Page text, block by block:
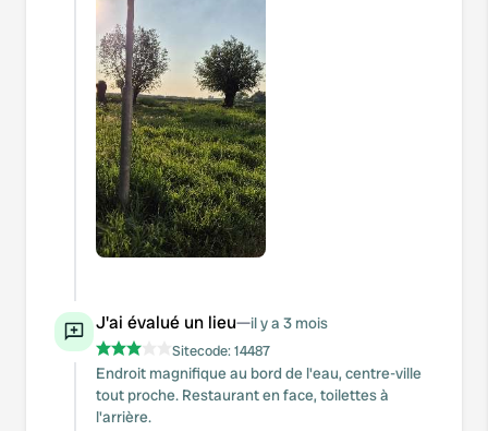
J'ai évalué un lieu—il y a 3 mois
Sitecode:14487
Endroit magnifique au bord de l'eau, centre-ville
tout proche. Restaurant en face, toilettes à
l'arrière.